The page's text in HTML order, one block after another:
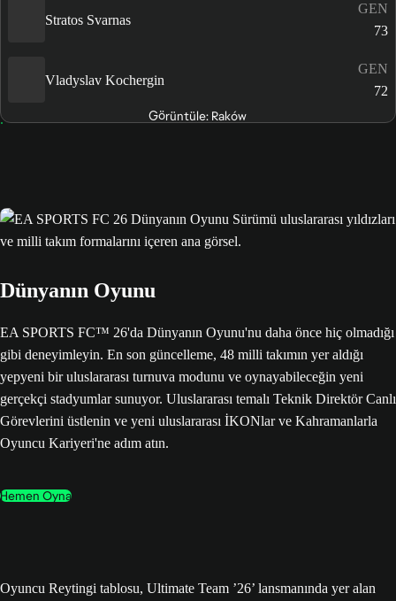
Stratos Svarnas
GEN
73
Vladyslav Kochergin
GEN
72
Görüntüle: Raków
Dünyanın Oyunu
EA SPORTS FC™ 26'da Dünyanın Oyunu'nu daha önce hiç olmadığı
gibi deneyimleyin. En son güncelleme, 48 milli takımın yer aldığı
yepyeni bir uluslararası turnuva modunu ve oynayabileceğin yeni
gerçekçi stadyumlar sunuyor. Uluslararası temalı Teknik Direktör Canlı
Görevlerini üstlenin ve yeni uluslararası İKONlar ve Kahramanlarla
Oyuncu Kariyeri'ne adım atın.
Hemen Oyna
Oyuncu Reytingi tablosu, Ultimate Team ’26’ lansmanında yer alan